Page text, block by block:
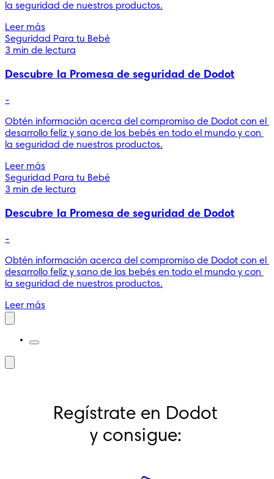
la seguridad de nuestros productos.
Leer más
Seguridad Para tu Bebé
3 min de lectura
Descubre la Promesa de seguridad de Dodot
-
Obtén información acerca del compromiso de Dodot con el
desarrollo feliz y sano de los bebés en todo el mundo y con
la seguridad de nuestros productos.
Leer más
Seguridad Para tu Bebé
3 min de lectura
Descubre la Promesa de seguridad de Dodot
-
Obtén información acerca del compromiso de Dodot con el
desarrollo feliz y sano de los bebés en todo el mundo y con
la seguridad de nuestros productos.
Leer más
Regístrate en Dodot
y consigue: